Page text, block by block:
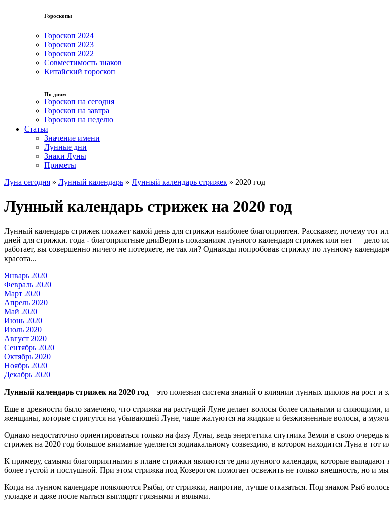
Гороскопы
Гороскоп 2024
Гороскоп 2023
Гороскоп 2022
Совместимость знаков
Китайский гороскоп
По дням
Гороскоп на сегодня
Гороскоп на завтра
Гороскоп на неделю
Статьи
Значение имени
Лунные дни
Знаки Луны
Приметы
Луна сегодня » Лунный календарь » Лунный календарь стрижек » 2020 год
Лунный календарь стрижек на 2020 год
Лунный календарь стрижек покажет какой день для стрикжи наиболее благоприятен. Расскажет, почему
дней для стрижки. года - благоприятные дниВерить показаниям лунного календаря стрижек или нет — дело
работает, вы совершенно ничего не потеряете, не так ли? Однажды попробовав стрижку по лунному
красота...
Январь 2020
Февраль 2020
Март 2020
Апрель 2020
Май 2020
Июнь 2020
Июль 2020
Август 2020
Сентябрь 2020
Октябрь 2020
Ноябрь 2020
Декабрь 2020
Лунный календарь стрижек на 2020 год – это полезная система знаний о влиянии лунных циклов на рост и
Еще в древности было замечено, что стрижка на растущей Луне делает волосы более сильными и
женщины, которые стригутся на убывающей Луне, чаще жалуются на жидкие и безжизненные волосы, а
Однако недостаточно ориентироваться только на фазу Луны, ведь энергетика спутника Земли в свою
стрижек на 2020 год большое внимание уделяется зодиакальному созвездию, в котором находится Луна в тот
К примеру, самыми благоприятными в плане стрижки являются те дни лунного календаря, которые
более густой и послушной. При этом стрижка под Козерогом помогает освежить не только внешность, но и
Когда на лунном календаре появляются Рыбы, от стрижки, напротив, лучше отказаться. Под знаком Рыб
укладке и даже после мыться выглядят грязными и вялыми.